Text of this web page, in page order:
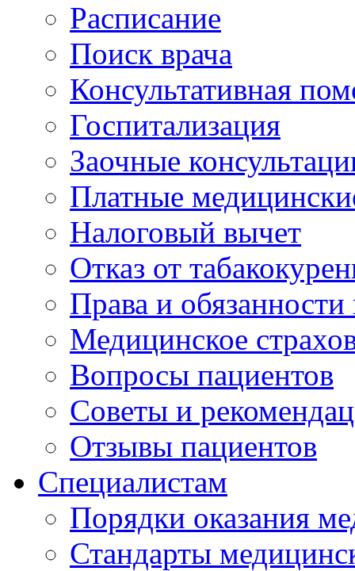
Расписание
Поиск врача
Консультативная
Госпитализация
Заочные
Платные
Налоговый вычет
Отказ от
Права и
Медицинское
Вопросы пациентов
Советы и
Отзывы пациентов
Специалистам
Порядки оказания
Стандарты